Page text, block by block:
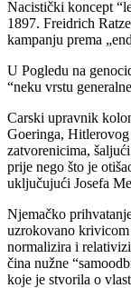
Nacistički koncept
1897. Freidrich
kampanju prema
U Pogledu na
“neku vrstu
Carski upravnik
Goeringa,
zatvorenicima,
prije nego što je
uključujući Josefa
Njemačko
uzrokovano krivicom
normalizira i
čina nužne
koje je stvorila o